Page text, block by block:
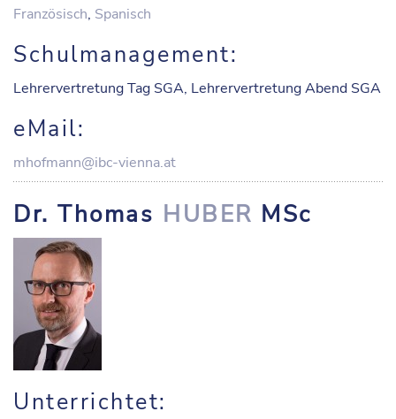
Französisch, Spanisch
Schulmanagement:
Lehrervertretung Tag SGA, Lehrervertretung Abend SGA
eMail:
mhofmann@ibc-vienna.at
Dr. Thomas HUBER MSc
Unterrichtet: